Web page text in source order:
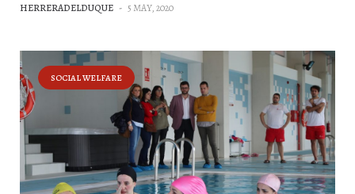
HERRERADELDUQUE - 5 MAY, 2020
SOCIAL WELFARE